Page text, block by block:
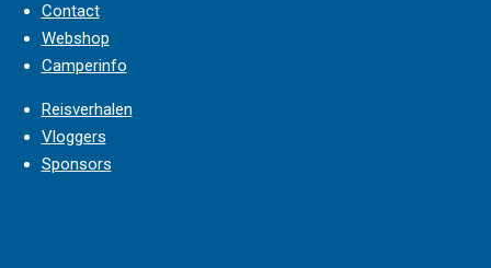
Contact
Webshop
Camperinfo
Reisverhalen
Vloggers
Sponsors